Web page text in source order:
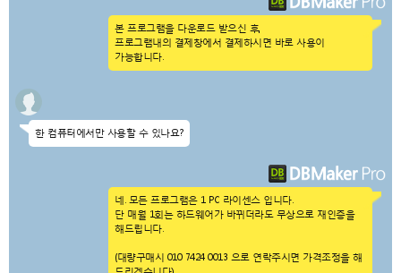
본 프로그램을 다운로드 받으신 후,
프로그램내의 결제창에서 결제하시면 바로 사용이
가능합니다.
한 컴퓨터에서만 사용할 수 있나요?
네. 모든 프로그램은 1 PC 라이센스 입니다.
단 매월 1회는 하드웨어가 바뀌더라도 무상으로 재인증을
해드립니다.
(대량구매시 010 7424 0013 으로 연락주시면 가격조정을 해